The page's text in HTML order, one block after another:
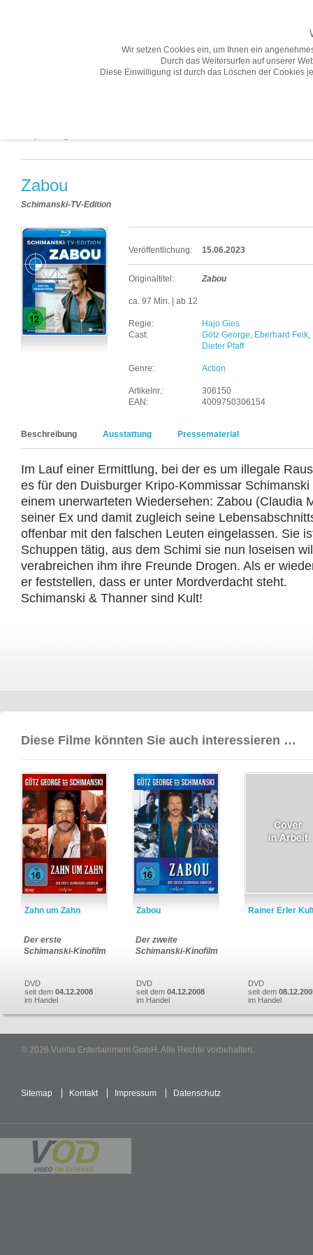
Zabou
Schimanski-TV-Edition
Veröffentlichung: 15.06.2023
Originaltitel: Zabou
ca. 97 Min. | ab 12
Regie:
Hajo Gies
Cast:
Götz George, Eberhard Feik,
Dieter Pfaff
Genre: Action
Artikelnr.:
306150
EAN:
4009750306154
Beschreibung Ausstattung Pressematerial
Im Lauf einer Ermittlung, bei der es um illegale
es für den Duisburger Kripo-Kommissar
einem unerwarteten Wiedersehen: Zabou (Claudia
seiner Ex und damit zugleich seine
offenbar mit den falschen Leuten eingelassen. Sie
Schuppen tätig, aus dem Schimi sie nun loseisen
verabreichen ihm ihre Freunde Drogen. Als er
er feststellen, dass er unter Mordverdacht steht.
Schimanski & Thanner sind Kult!
Diese Filme könnten Sie auch interessieren …
Zahn um Zahn
Der erste
Schimanski-Kinofilm
DVD
seit dem 04.12.2008
im Handel
Zabou
Der zweite
Schimanski-Kinofilm
DVD
seit dem 04.12.2008
im Handel
Rainer Erler
DVD
seit dem
im Handel
© 2026 Vuelta Entertainment GmbH. Alle Rechte vorbehalten.
Sitemap Kontakt Impressum Datenschutz
Wir setzen Cookies ein, um Ihnen ein
Durch das Weitersurfen auf unserer
Diese Einwilligung ist durch das Löschen der Cookies